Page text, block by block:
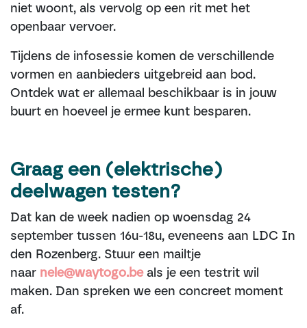
niet woont, als vervolg op een rit met het
openbaar vervoer.
Tijdens de infosessie komen de verschillende
vormen en aanbieders uitgebreid aan bod.
Ontdek wat er allemaal beschikbaar is in jouw
buurt en hoeveel je ermee kunt besparen.
Graag een (elektrische)
deelwagen testen?
Dat kan de week nadien op woensdag 24
september tussen 16u-18u, eveneens aan LDC In
den Rozenberg. Stuur een mailtje
naar nele@waytogo.beals je een testrit wil
maken. Dan spreken we een concreet moment
af.